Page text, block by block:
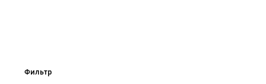
Фильтр